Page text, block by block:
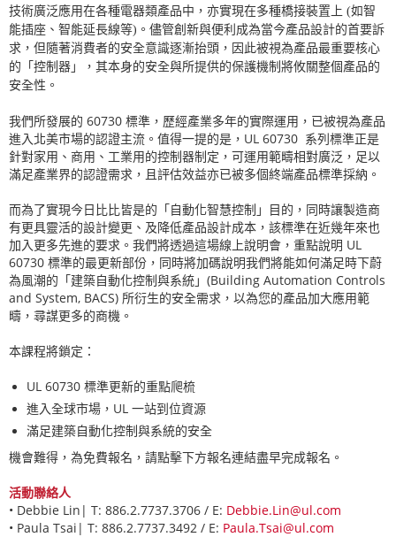
技術廣泛應用在各種電器類產品中，亦實現在多種橋接裝置上 (如智
能插座、智能延長線等)。儘管創新與便利成為當今產品設計的首要訴
求，但隨著消費者的安全意識逐漸抬頭，因此被視為產品最重要核心
的「控制器」，其本身的安全與所提供的保護機制將攸關整個產品的
安全性。
我們所發展的 60730 標準，歷經產業多年的實際運用，已被視為產品
進入北美市場的認證主流。值得一提的是， UL 60730 系列標準正是
針對家用、商用、工業用的控制器制定，可運用範疇相對廣泛，足以
滿足產業界的認證需求，且評估效益亦已被多個終端產品標準採納。
而為了實現今日比比皆是的「自動化智慧控制」目的，同時讓製造商
有更具靈活的設計變更、及降低產品設計成本，該標準在近幾年來也
加入更多先進的要求。我們將透過這場線上說明會，重點說明 UL
60730 標準的最更新部份，同時將加碼說明我們將能如何滿足時下蔚
為風潮的「建築自動化控制與系統」 (Building Automation Controls
and System, BACS) 所衍生的安全需求，以為您的產品加大應用範
疇，尋謀更多的商機。
本課程將鎖定：
UL 60730 標準更新的重點爬梳
進入全球市場， UL 一站到位資源
滿足建築自動化控制與系統的安全
機會難得，為免費報名，請點擊下方報名連結盡早完成報名 。
活動聯絡人
• Debbie Lin| T: 886.2.7737.3706 / E: Debbie.Lin@ul.com
• Paula Tsai| T: 886.2.7737.3492 / E: Paula.Tsai@ul.com